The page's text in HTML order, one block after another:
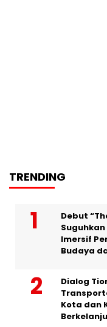
TRENDING
Debut
Imersif
Budaya
Dialog
Kota dan